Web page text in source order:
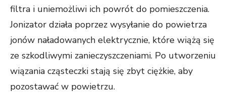
filtra i uniemożliwi ich powrót do pomieszczenia.
Jonizator działa poprzez wysyłanie do powietrza
jonów naładowanych elektrycznie, które wiążą się
ze szkodliwymi zanieczyszczeniami. Po utworzeniu
wiązania cząsteczki stają się zbyt ciężkie, aby
pozostawać w powietrzu.